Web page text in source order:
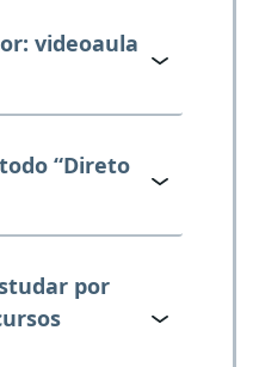
videoaula
“Direto
por